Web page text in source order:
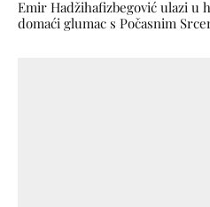
Emir Hadžihafizbegović ulazi u
domaći glumac s Počasnim